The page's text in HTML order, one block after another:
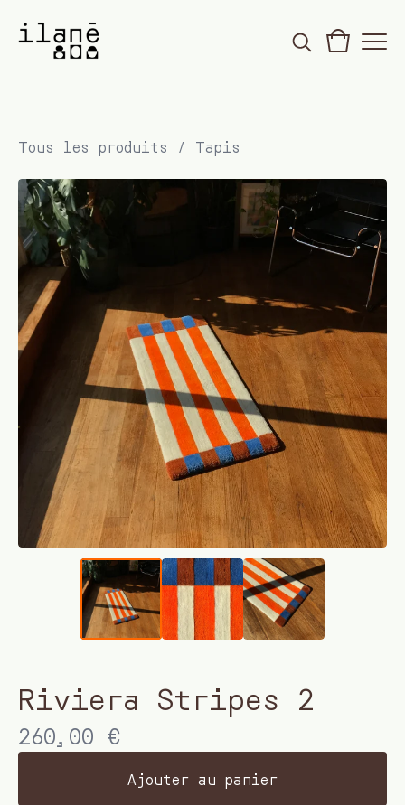
Tous les produits / Tapis
Riviera Stripes 2
260,00 €
Ajouter au panier